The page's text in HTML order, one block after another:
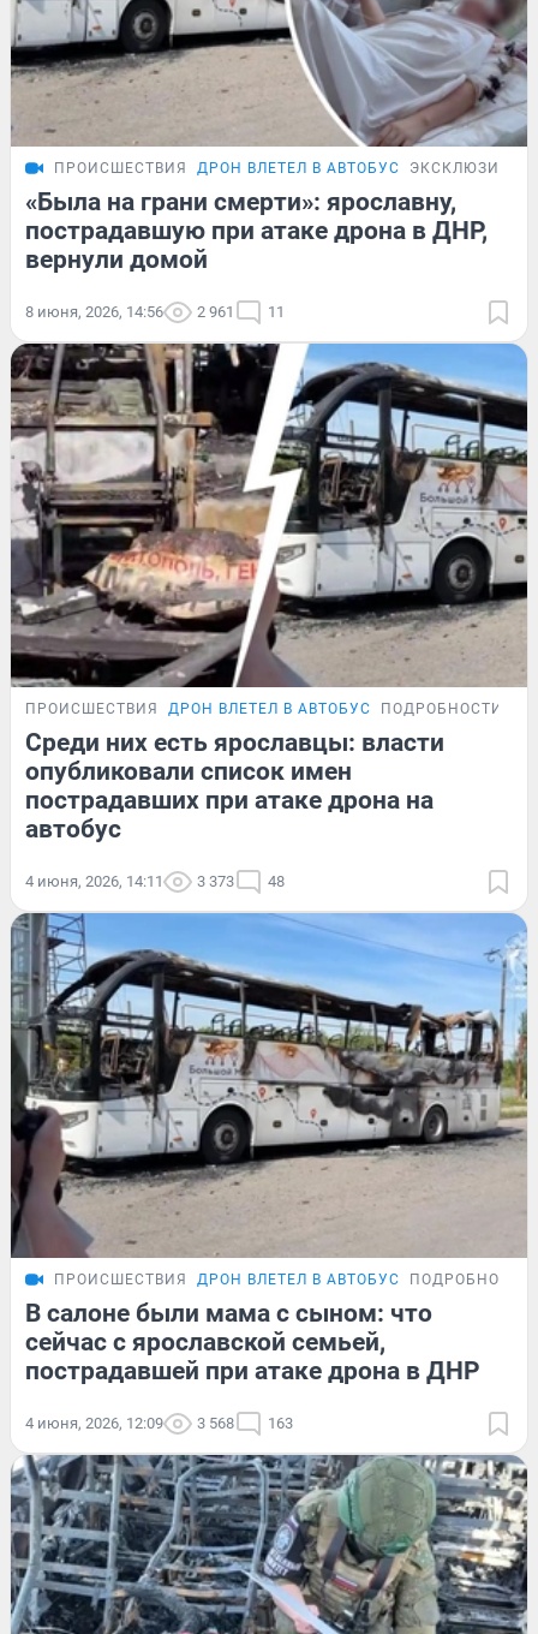
ПРОИСШЕСТВИЯ ДРОН ВЛЕТЕЛ В АВТОБУС ЭКСКЛЮЗИВ
«Была на грани смерти»: ярославну,
пострадавшую при атаке дрона в ДНР,
вернули домой
8 июня, 2026, 14:56 2 961 11
ПРОИСШЕСТВИЯ ДРОН ВЛЕТЕЛ В АВТОБУС ПОДРОБНОСТИ
Среди них есть ярославцы: власти
опубликовали список имен
пострадавших при атаке дрона на
автобус
4 июня, 2026, 14:11 3 373 48
ПРОИСШЕСТВИЯ ДРОН ВЛЕТЕЛ В АВТОБУС ПОДРОБНОСТИ
В салоне были мама с сыном: что
сейчас с ярославской семьей,
пострадавшей при атаке дрона в ДНР
4 июня, 2026, 12:09 3 568 163